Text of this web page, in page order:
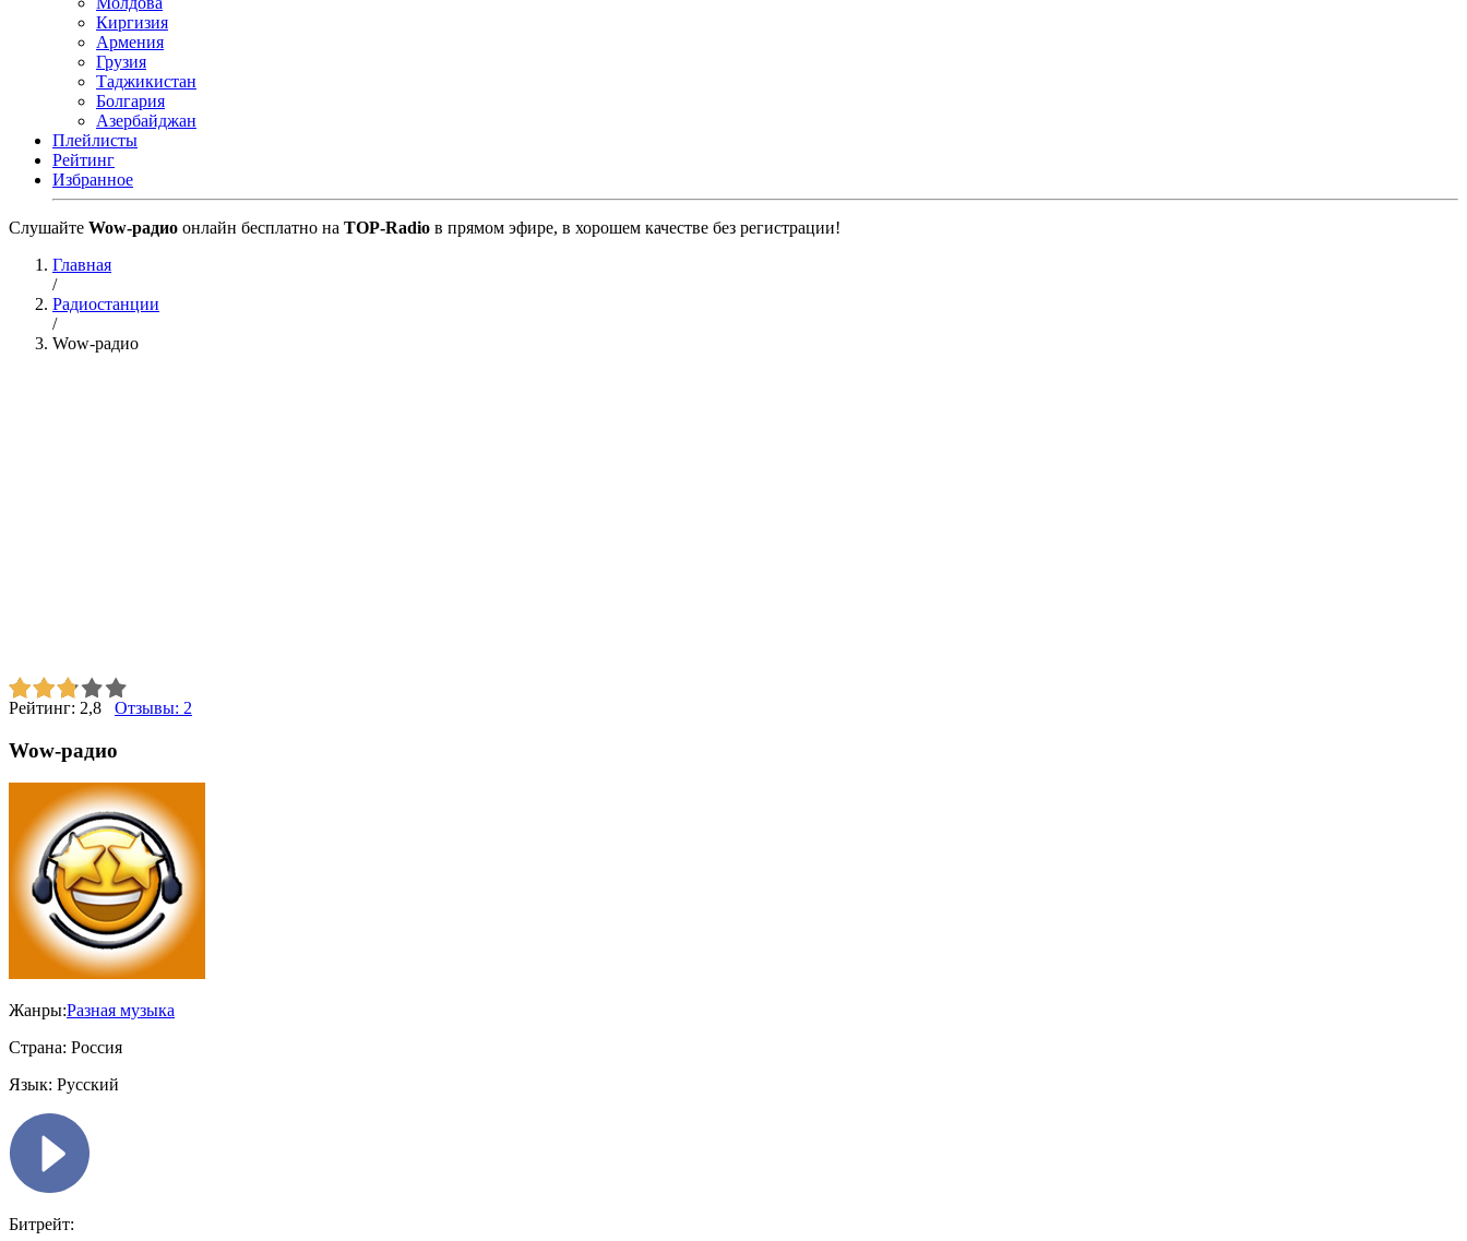
Киргизия
Армения
Грузия
Таджикистан
Болгария
Азербайджан
Плейлисты
Рейтинг
Избранное
Cлушайте Wow-радио онлайн бесплатно на TOP-Radio в прямом эфире, в хорошем качестве без регистрации!
Главная
/
Радиостанции
/
Wow-радио
Рейтинг: 2,8 Отзывы: 2
Wow-радио
Жанры:Разная музыка
Страна: Россия
Язык: Русский
Битрейт: